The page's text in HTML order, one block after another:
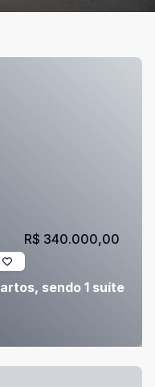
sendo 1 suíte
R$ 340.000,00